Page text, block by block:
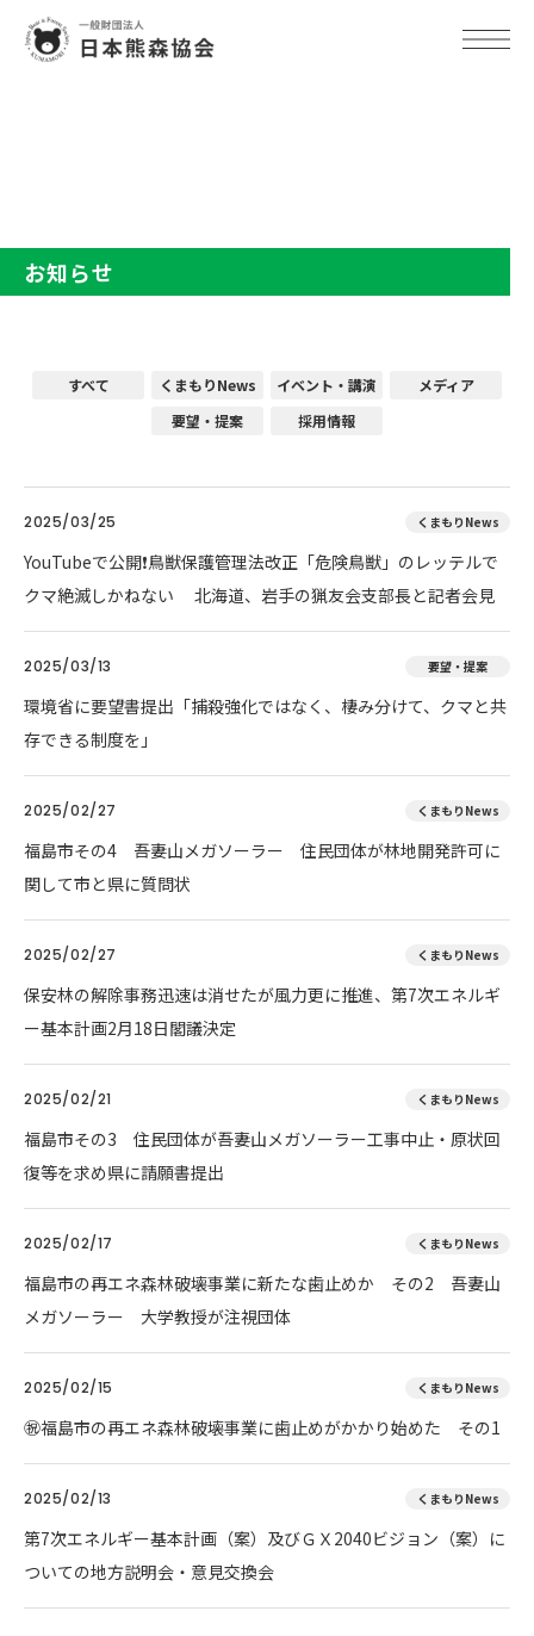
お知らせ
すべて くまもりNews イベント・講演
メディア
要望・提案
採用情報
2025/03/25 くまもりNews
YouTubeで公開❗鳥獣保護管理法改正「危険鳥獣」のレッテルで
クマ絶滅しかねない 北海道、岩手の猟友会支部長と記者会見
2025/03/13 要望・提案
環境省に要望書提出「捕殺強化ではなく、棲み分けて、クマと共
存できる制度を」
2025/02/27 くまもりNews
福島市その4 吾妻山メガソーラー 住民団体が林地開発許可に
関して市と県に質問状
2025/02/27 くまもりNews
保安林の解除事務迅速は消せたが風力更に推進、第7次エネルギ
ー基本計画2月18日閣議決定
2025/02/21 くまもりNews
福島市その3 住民団体が吾妻山メガソーラー工事中止・原状回
復等を求め県に請願書提出
2025/02/17 くまもりNews
福島市の再エネ森林破壊事業に新たな歯止めか その2 吾妻山
メガソーラー 大学教授が注視団体
2025/02/15 くまもりNews
㊗️福島市の再エネ森林破壊事業に歯止めがかかり始めた その1
2025/02/13 くまもりNews
第7次エネルギー基本計画（案）及びＧＸ2040ビジョン（案）に
ついての地方説明会・意見交換会